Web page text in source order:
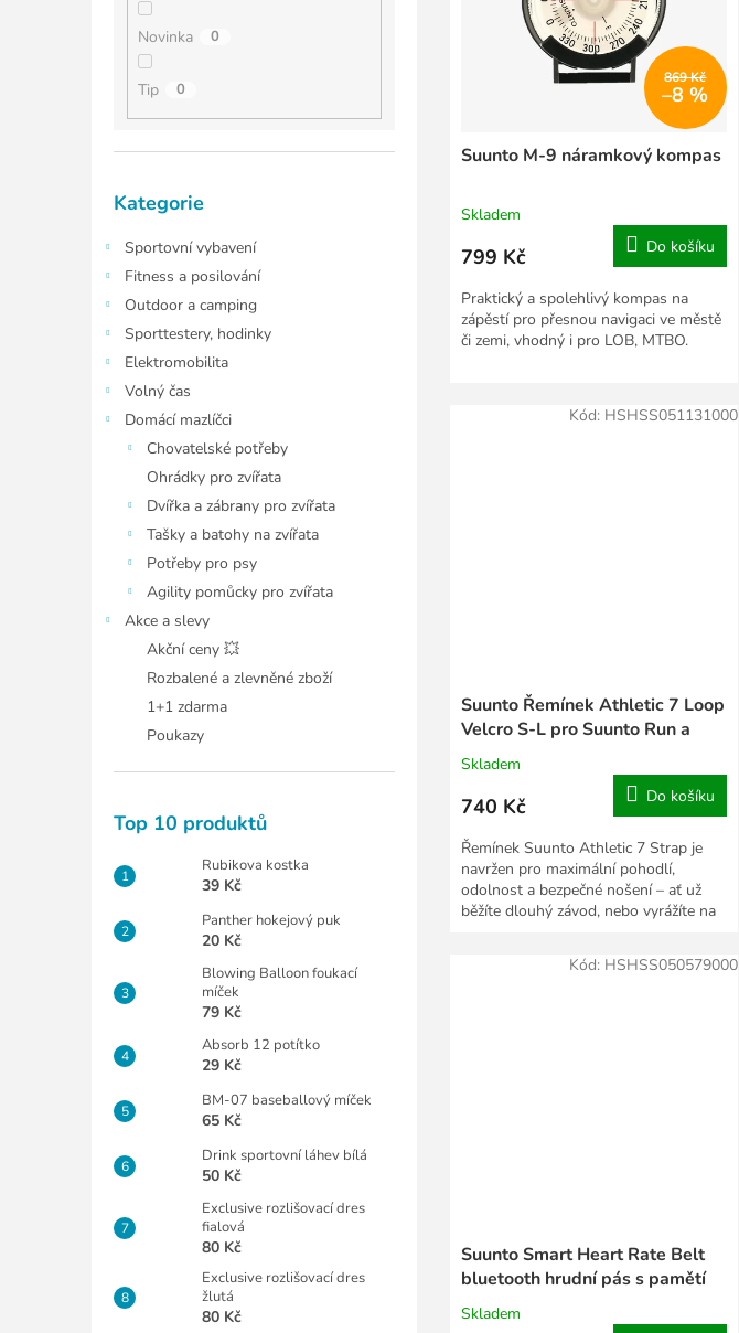
Novinka 0
Tip 0
kategorie
Kategorie
Sportovní vybavení
Fitness a posilování
Outdoor a camping
Sporttestery, hodinky
Elektromobilita
Volný čas
Domácí mazlíčci
Chovatelské potřeby
Ohrádky pro zvířata
Dvířka a zábrany pro zvířata
Tašky a batohy na zvířata
Potřeby pro psy
Agility pomůcky pro zvířata
Akce a slevy
Akční ceny 💥
Rozbalené a zlevněné zboží
1+1 zdarma
Poukazy
Top 10 produktů
Rubikova kostka
39 Kč
Panther hokejový puk
20 Kč
Blowing Balloon foukací
míček
79 Kč
Absorb 12 potítko
29 Kč
BM-07 baseballový míček
65 Kč
Drink sportovní láhev bílá
50 Kč
Exclusive rozlišovací dres
fialová
80 Kč
Exclusive rozlišovací dres
žlutá
80 Kč
869 Kč
–8 %
Suunto M-9 náramkový kompas
Skladem
799 Kč Do košíku
Praktický a spolehlivý kompas na
zápěstí pro přesnou navigaci ve městě
či zemi, vhodný i pro LOB, MTBO.
Suunto Řemínek Athletic 7 Loop
Velcro S-L pro Suunto Run a
kompatibilní
Skladem
740 Kč Do košíku
Řemínek Suunto Athletic 7 Strap je
navržen pro maximální pohodlí,
odolnost a bezpečné nošení – ať už
běžíte dlouhý závod, nebo vyrážíte na
Kód: HSHSS051131000
Suunto Smart Heart Rate Belt
bluetooth hrudní pás s pamětí
Skladem
Kód: HSHSS050579000